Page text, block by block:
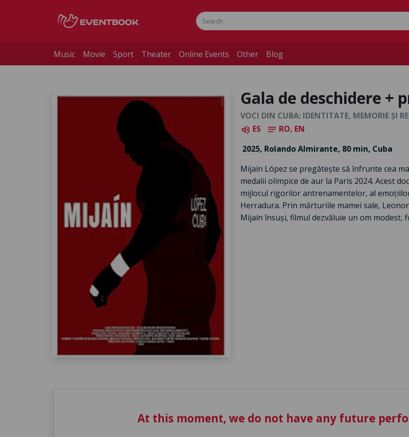
Music Movie Sport Theater Online Events Other Blog
Gala de deschidere +
VOCI DIN CUBA: IDENTITATE, MEMORIE ȘI
volume_up ES notes RO, EN
2025, Rolando Almirante, 80 min, Cuba
Mijaín López se pregătește să înfrunte cea
medalii olimpice de aur la Paris 2024. Acest
mijlocul rigorilor antrenamentelor, al
Herradura. Prin mărturiile mamei sale,
Mijaín însuși, filmul dezvăluie un om
At this moment, we do not have any future